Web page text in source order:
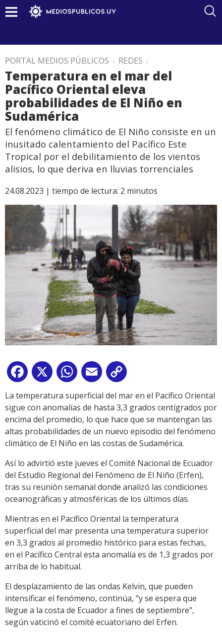
PORTAL MEDIOS PÚBLICOS . REDES .
Temperatura en el mar del
Pacífico Oriental eleva
probabilidades de El Niño en
Sudamérica
El fenómeno climático de El Niño consiste en un
inusitado calentamiento del Pacífico Este
Tropical por el debilitamiento de los vientos
alisios, lo que deriva en lluvias torrenciales
24.08.2023 | tiempo de lectura: 2 minutos
Facebook
X WhatsApp
Email
Link
La temperatura superficial del mar en el Pacífico Oriental
sigue con anomalías de hasta 3,3 grados centígrados por
encima del promedio, lo que hace que se mantengan las
altas probabilidades de un nuevo episodio del fenómeno
climático de El Niño en las costas de Sudamérica.
Así lo advirtió este jueves el Comité Nacional de Ecuador
del Estudio Regional del Fenómeno de El Niño (Erfen),
tras su reunión semanal donde analizó las condiciones
oceanográficas y atmosféricas de los últimos días.
Mientras en el Pacífico Oriental la temperatura
superficial del mar presenta una temperatura superior
en 3,3 grados al promedio histórico para estas fechas,
en el Pacífico Central esta anomalía es de 1,3 grados por
arriba de lo habitual.
El desplazamiento de las ondas Kelvin, que pueden
intensificar el fenómeno, continúa, "y se espera que
llegue a la costa de Ecuador a fines de septiembre",
según vaticinó el comité ecuatoriano del Erfen.